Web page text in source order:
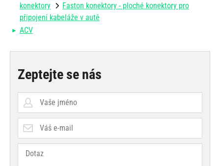
konektory
Faston konektory - ploché konektory pro
připojení kabeláže v autě
ACV
Zeptejte se nás